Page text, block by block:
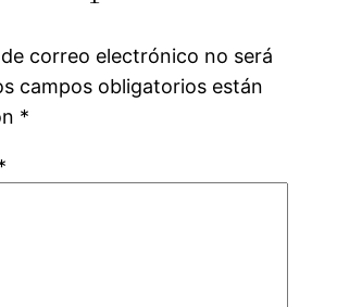
correo electrónico no será
campos obligatorios están
*